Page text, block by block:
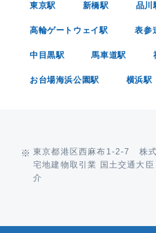
東京駅 新橋駅 品川
高輪ゲートウェイ駅 表参
中目黒駅 馬車道駅
お台場海浜公園駅 横浜駅
東京都港区西麻布1-2-7 株
宅地建物取引業 国土交通大
介